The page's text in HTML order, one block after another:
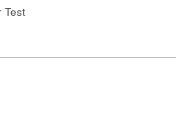
Test